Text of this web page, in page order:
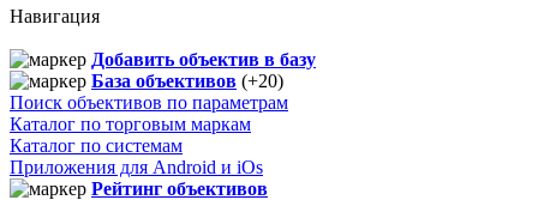
Навигация
Добавить объектив в базу
База объективов (+20)
Поиск объективов по параметрам
Каталог по торговым маркам
Каталог по системам
Приложения для Android и iOs
Рейтинг объективов